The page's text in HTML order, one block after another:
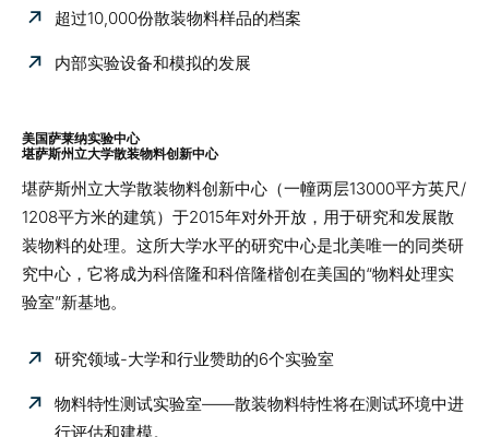
超过10,000份散装物料样品的档案
内部实验设备和模拟的发展
美国萨莱纳实验中心
堪萨斯州立大学散装物料创新中心
堪萨斯州立大学散装物料创新中心（一幢两层13000平方英尺/
1208平方米的建筑）于2015年对外开放，用于研究和发展散
装物料的处理。 这所大学水平的研究中心是北美唯一的同类研
究中心，它将成为科倍隆和科倍隆楷创在美国的“物料处理实
验室”新基地。
研究领域-大学和行业赞助的6个实验室
物料特性测试实验室——散装物料特性将在测试环境中进
行评估和建模。